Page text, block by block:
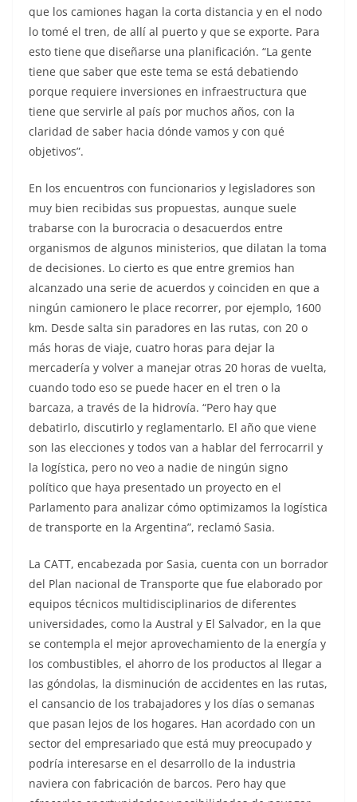
que los camiones hagan la corta distancia y en el nodo
lo tomé el tren, de allí al puerto y que se exporte. Para
esto tiene que diseñarse una planificación. “La gente
tiene que saber que este tema se está debatiendo
porque requiere inversiones en infraestructura que
tiene que servirle al país por muchos años, con la
claridad de saber hacia dónde vamos y con qué
objetivos”.
En los encuentros con funcionarios y legisladores son
muy bien recibidas sus propuestas, aunque suele
trabarse con la burocracia o desacuerdos entre
organismos de algunos ministerios, que dilatan la toma
de decisiones. Lo cierto es que entre gremios han
alcanzado una serie de acuerdos y coinciden en que a
ningún camionero le place recorrer, por ejemplo, 1600
km. Desde salta sin paradores en las rutas, con 20 o
más horas de viaje, cuatro horas para dejar la
mercadería y volver a manejar otras 20 horas de vuelta,
cuando todo eso se puede hacer en el tren o la
barcaza, a través de la hidrovía. “Pero hay que
debatirlo, discutirlo y reglamentarlo. El año que viene
son las elecciones y todos van a hablar del ferrocarril y
la logística, pero no veo a nadie de ningún signo
político que haya presentado un proyecto en el
Parlamento para analizar cómo optimizamos la logística
de transporte en la Argentina”, reclamó Sasia.
La CATT, encabezada por Sasia, cuenta con un borrador
del Plan nacional de Transporte que fue elaborado por
equipos técnicos multidisciplinarios de diferentes
universidades, como la Austral y El Salvador, en la que
se contempla el mejor aprovechamiento de la energía y
los combustibles, el ahorro de los productos al llegar a
las góndolas, la disminución de accidentes en las rutas,
el cansancio de los trabajadores y los días o semanas
que pasan lejos de los hogares. Han acordado con un
sector del empresariado que está muy preocupado y
podría interesarse en el desarrollo de la industria
naviera con fabricación de barcos. Pero hay que